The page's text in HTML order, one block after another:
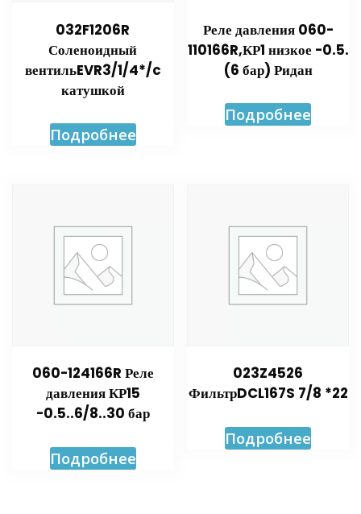
032F1206R
Соленоидный
вентильEVR3/1/4*/c
катушкой
Подробнее
Реле давления 060-
110166R,КР1 низкое -0.5.
(6 бар) Ридан
Подробнее
060-124166R Реле
давления КР15
-0.5..6/8..30 бар
Подробнее
023Z4526
ФильтрDCL167S 7/8 *22
Подробнее